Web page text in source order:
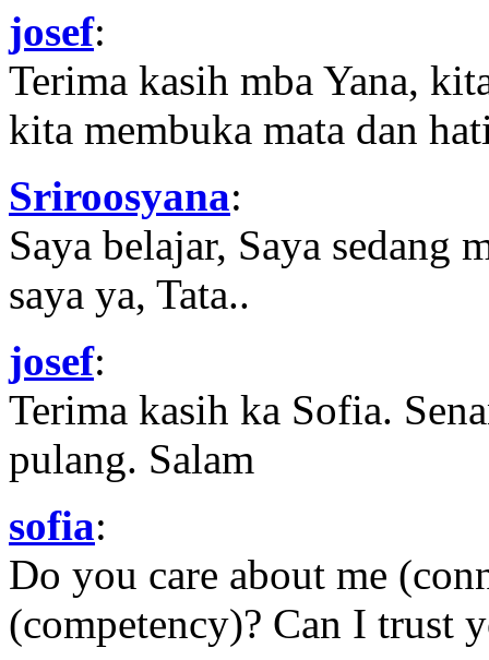
josef:
Terima kasih mba Yana,
kita membuka mata dan
Sriroosyana:
Saya belajar, Saya sedang
saya ya, Tata..
josef:
Terima kasih ka Sofia.
pulang. Salam
sofia:
Do you care about me
(competency)? Can I trust